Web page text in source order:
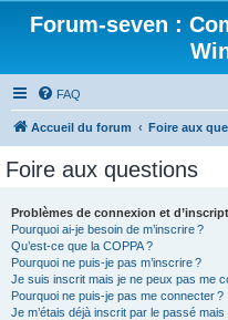
Forum-seven :
FAQ
Accueil du forum Foire aux
Foire aux questions
Problèmes de connexion et
Pourquoi ai-je besoin de m’inscrire ?
Qu’est-ce que la COPPA ?
Pourquoi ne puis-je pas m’inscrire ?
Je suis inscrit mais je ne peux pas me
Pourquoi ne puis-je pas me connecter ?
Je m’étais déjà inscrit par le passé